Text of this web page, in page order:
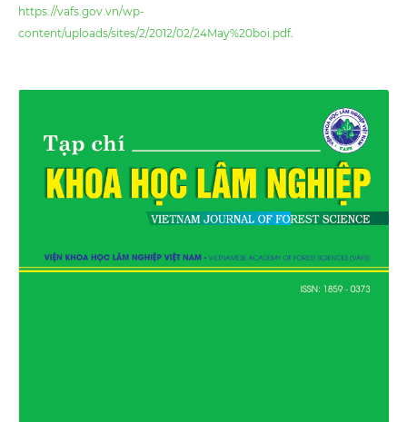
https://vafs.gov.vn/wp-
content/uploads/sites/2/2012/02/24May%20boi.pdf.